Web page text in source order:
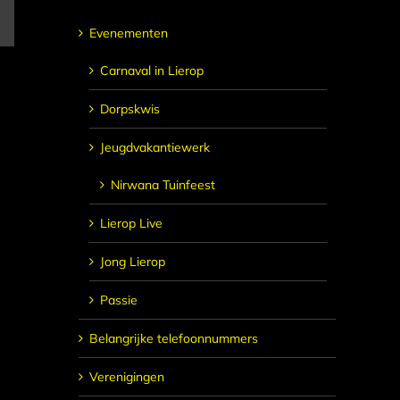
Evenementen
Carnaval in Lierop
Dorpskwis
Jeugdvakantiewerk
Nirwana Tuinfeest
Lierop Live
Jong Lierop
Passie
Belangrijke telefoonnummers
Verenigingen